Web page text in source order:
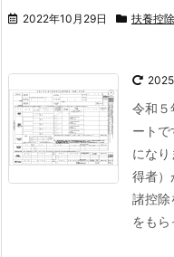
2022年10月29日 扶養控
令和５
ート
になり
得者）
諸控除
をもら